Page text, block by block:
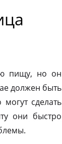
пищу, но он
должен быть
сделать
они быстро